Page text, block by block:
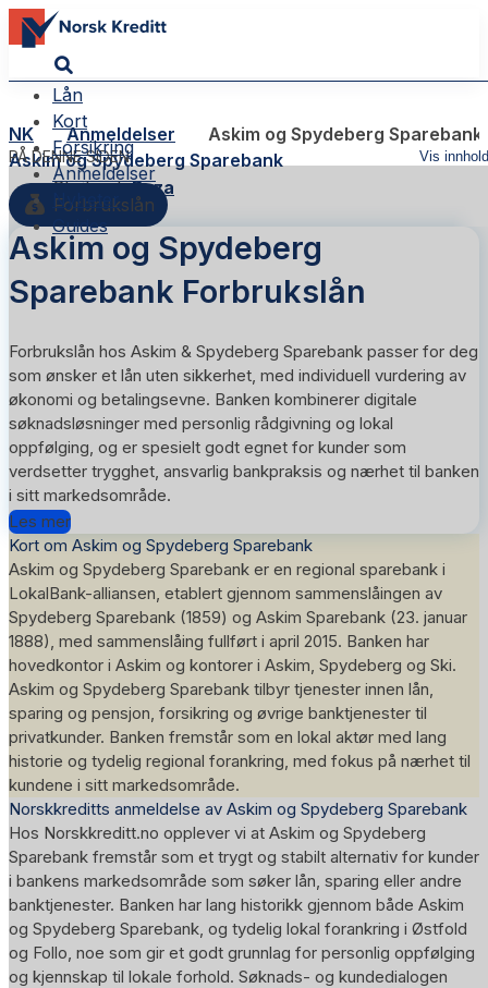
Lån
Kort
Forsikring
Anmeldelser
Nyheter
Guides
NK Anmeldelser Askim og Spydeberg Sparebank
PÅ DENNE SIDEN Vis innhold
Askim og Spydeberg Sparebank
Skribent:Reza
Forbrukslån
Askim og Spydeberg
Sparebank Forbrukslån
Forbrukslån hos Askim & Spydeberg Sparebank passer for deg
som ønsker et lån uten sikkerhet, med individuell vurdering av
økonomi og betalingsevne. Banken kombinerer digitale
søknadsløsninger med personlig rådgivning og lokal
oppfølging, og er spesielt godt egnet for kunder som
verdsetter trygghet, ansvarlig bankpraksis og nærhet til banken
i sitt markedsområde.
Les mer
Kort om Askim og Spydeberg Sparebank
Askim og Spydeberg Sparebank er en regional sparebank i
LokalBank-alliansen, etablert gjennom sammenslåingen av
Spydeberg Sparebank (1859) og Askim Sparebank (23. januar
1888), med sammenslåing fullført i april 2015. Banken har
hovedkontor i Askim og kontorer i Askim, Spydeberg og Ski.
Askim og Spydeberg Sparebank tilbyr tjenester innen lån,
sparing og pensjon, forsikring og øvrige banktjenester til
privatkunder. Banken fremstår som en lokal aktør med lang
historie og tydelig regional forankring, med fokus på nærhet til
kundene i sitt markedsområde.
Norskkreditts anmeldelse av Askim og Spydeberg Sparebank
Hos Norskkreditt.no opplever vi at Askim og Spydeberg
Sparebank fremstår som et trygt og stabilt alternativ for kunder
i bankens markedsområde som søker lån, sparing eller andre
banktjenester. Banken har lang historikk gjennom både Askim
og Spydeberg Sparebank, og tydelig lokal forankring i Østfold
og Follo, noe som gir et godt grunnlag for personlig oppfølging
og kjennskap til lokale forhold. Søknads- og kundedialogen